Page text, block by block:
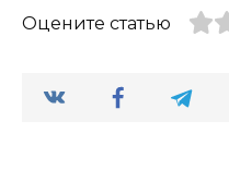
Оцените статью